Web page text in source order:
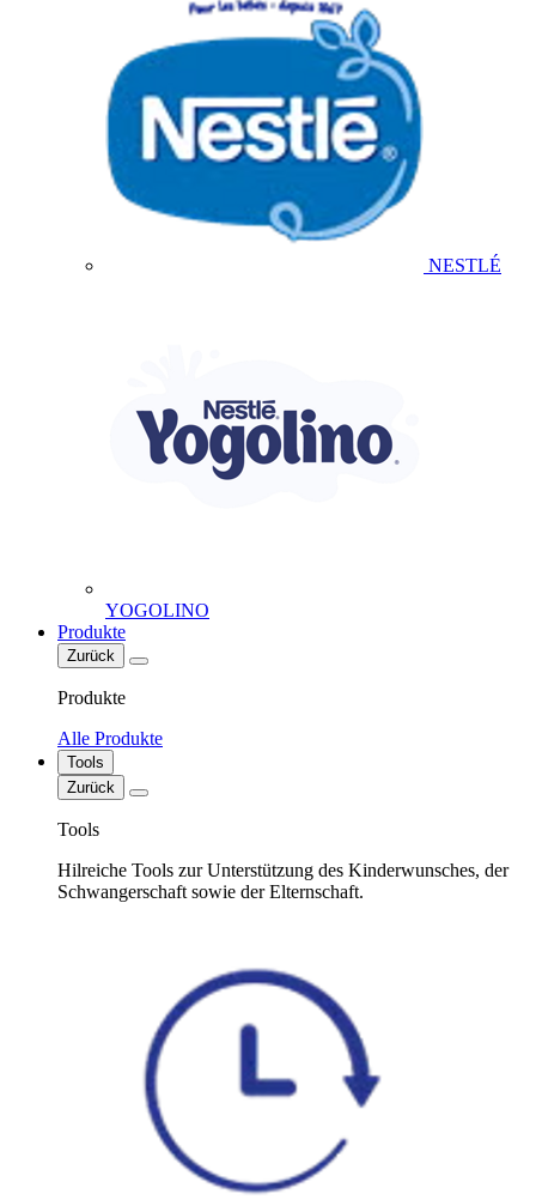
NESTLÉ
YOGOLINO
Produkte
Zurück
Produkte
Alle Produkte
Tools
Zurück
Tools
Hilreiche Tools zur Unterstützung des Kinderwunsches, der
Schwangerschaft sowie der Elternschaft.